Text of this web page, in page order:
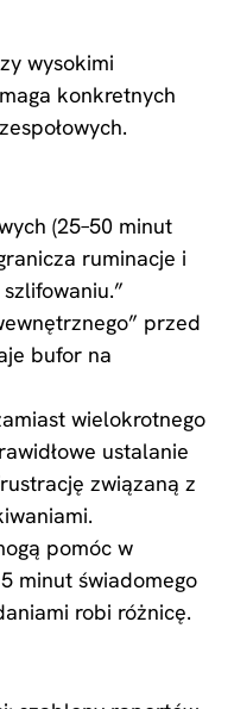
wysokimi
konkretnych
(25–50 minut
ruminacje i
przed
bufor na
wielokrotnego
ustalanie
związaną z
pomóc w
minut świadomego
robi różnicę.